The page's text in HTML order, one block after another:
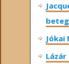
Jókai